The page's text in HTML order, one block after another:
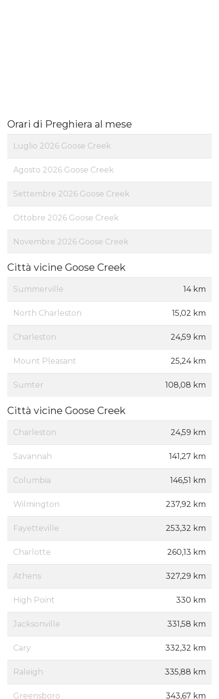
Orari di Preghiera al mese
Luglio 2026 Goose Creek
Agosto 2026 Goose Creek
Settembre 2026 Goose Creek
Ottobre 2026 Goose Creek
Novembre 2026 Goose Creek
Città vicine Goose Creek
Summerville 14 km
North Charleston 15,02 km
Charleston 24,59 km
Mount Pleasant 25,24 km
Sumter 108,08 km
Città vicine Goose Creek
Charleston 24,59 km
Savannah 141,27 km
Columbia 146,51 km
Wilmington 237,92 km
Fayetteville 253,32 km
Charlotte 260,13 km
Athens 327,29 km
High Point 330 km
Jacksonville 331,58 km
Cary 332,32 km
Raleigh 335,88 km
Greensboro 343,67 km